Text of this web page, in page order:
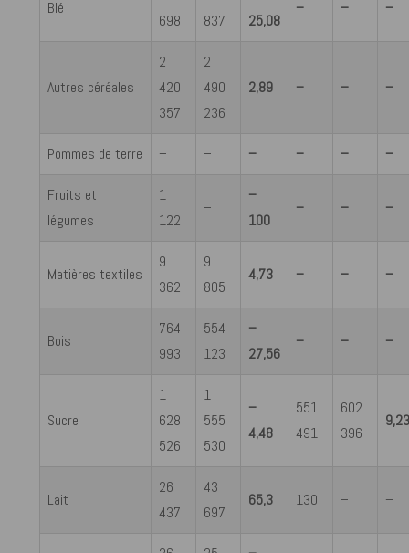
Blé
698
837
25,08
– – –
Autres céréales
2
420
357
2
490
236
2,89 – – –
Pommes de terre – – – – – –
Fruits et
légumes
1
122
–
–
100
– – –
Matières textiles
9
362
9
805
4,73 – – –
Bois
764
993
554
123
–
27,56
– – –
Sucre
1
628
526
1
555
530
–
4,48
551
491
602
396
Lait
26
437
43
697
65,3 130 – –